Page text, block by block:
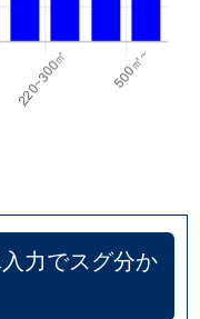
力でスグ分か